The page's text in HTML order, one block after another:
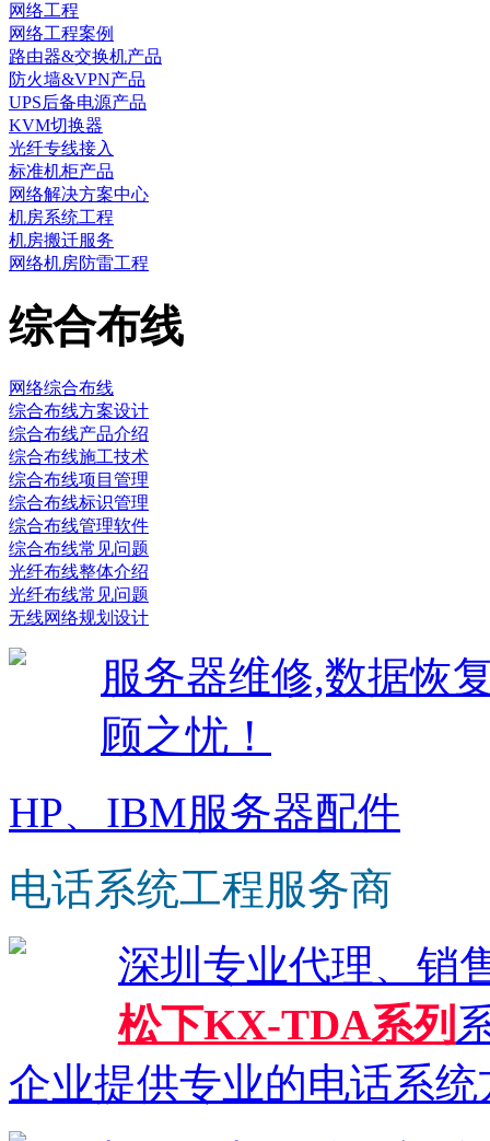
网络工程
网络工程案例
路由器&交换机产品
防火墙&VPN产品
UPS后备电源产品
KVM切换器
光纤专线接入
标准机柜产品
网络解决方案中心
机房系统工程
机房搬迁服务
网络机房防雷工程
综合布线
网络综合布线
综合布线方案设计
综合布线产品介绍
综合布线施工技术
综合布线项目管理
综合布线标识管理
综合布线管理软件
综合布线常见问题
光纤布线整体介绍
光纤布线常见问题
无线网络规划设计
服务器维修,数据恢
顾之忧！
HP、IBM服务器配件
电话系统工程服务商
深圳专业代理、销
松下KX-TDA系列
企业提供专业的电话系